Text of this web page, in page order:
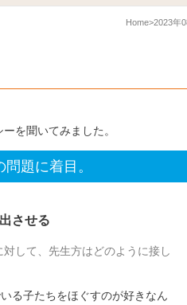
Home 2023年
を聞いてみました。
題に着目。
させる
して、先生方はどのように接し
る子たちをほぐすのが好きなん